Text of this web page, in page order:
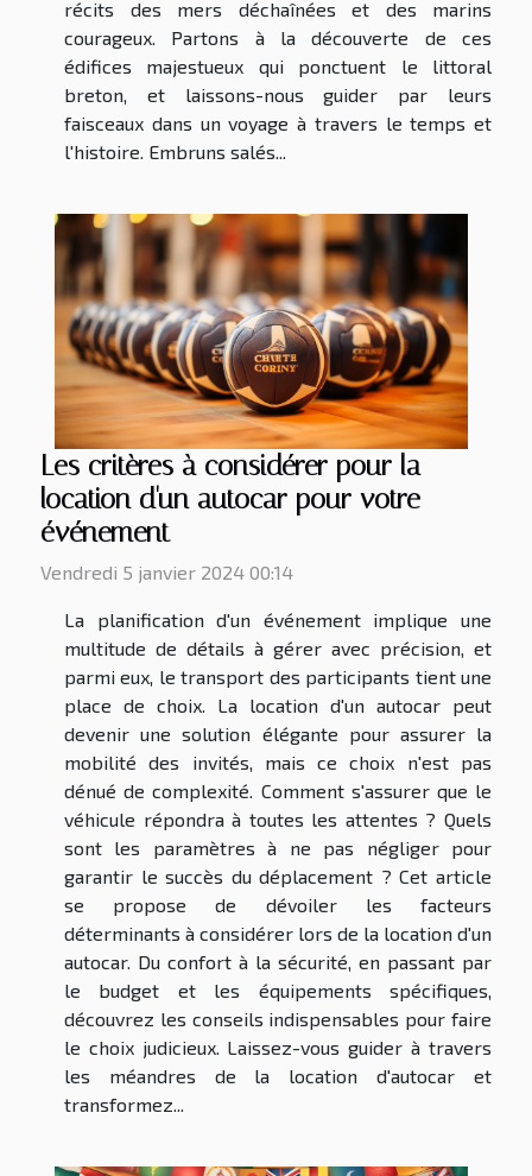
récits des mers déchaînées et des marins
courageux. Partons à la découverte de ces
édifices majestueux qui ponctuent le littoral
breton, et laissons-nous guider par leurs
faisceaux dans un voyage à travers le temps et
l'histoire. Embruns salés...
Les critères à considérer pour la
location d'un autocar pour votre
événement
Vendredi 5 janvier 2024 00:14
La planification d'un événement implique une
multitude de détails à gérer avec précision, et
parmi eux, le transport des participants tient une
place de choix. La location d'un autocar peut
devenir une solution élégante pour assurer la
mobilité des invités, mais ce choix n'est pas
dénué de complexité. Comment s'assurer que le
véhicule répondra à toutes les attentes ? Quels
sont les paramètres à ne pas négliger pour
garantir le succès du déplacement ? Cet article
se propose de dévoiler les facteurs
déterminants à considérer lors de la location d'un
autocar. Du confort à la sécurité, en passant par
le budget et les équipements spécifiques,
découvrez les conseils indispensables pour faire
le choix judicieux. Laissez-vous guider à travers
les méandres de la location d'autocar et
transformez...